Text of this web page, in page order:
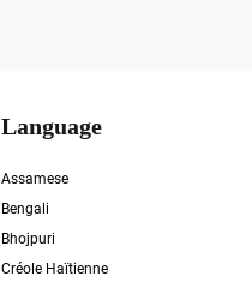
Language
Assamese
Bengali
Bhojpuri
Créole Haïtienne